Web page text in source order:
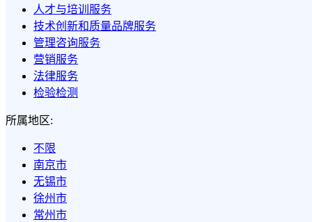
人才与培训服务
技术创新和质量品牌服务
管理咨询服务
营销服务
法律服务
检验检测
所属地区:
不限
南京市
无锡市
徐州市
常州市